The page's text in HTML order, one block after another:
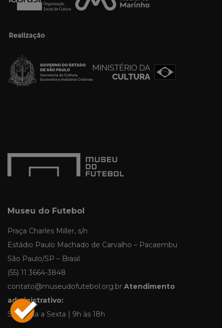
Museu do Futebol
Praça Charles Miller, s/n
Estádio Paulo Machado de Carvalho – Pacaembu
São Paulo/SP – Brasil
(55) 11 3664-3848
contato@museudofutebol.org.br Atendimento
administrativo:
Segunda a Sexta | 9h às 18h